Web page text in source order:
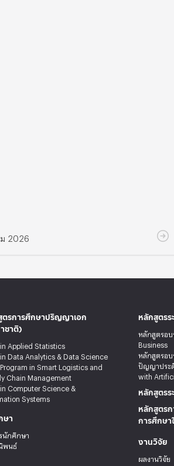
ม 2026
รการศึกษาปริญญาเอก
ชาติ)
in Applied Statistics
in Data Analytics & Data Science
Program in Smart Logistics and
Chain Management
in Computer Science &
Systems
ษา
นักศึกษา
พนธ์
หลักสูตรร
หลักสูตรอบ
Business
หลักสูตรอบ
ปัญญาประ
with
หลักสูตรร
หลักสูตร
การศึกษา
งานวิจัย
ผลงานวิจัย